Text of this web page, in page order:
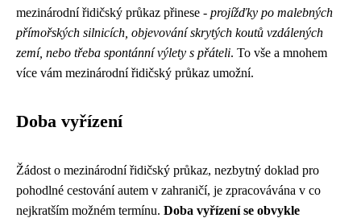
mezinárodní řidičský průkaz přinese - projížďky po malebných
přímořských silnicích, objevování skrytých koutů vzdálených
zemí, nebo třeba spontánní výlety s přáteli. To vše a mnohem
více vám mezinárodní řidičský průkaz umožní.
Doba vyřízení
Žádost o mezinárodní řidičský průkaz, nezbytný doklad pro
pohodlné cestování autem v zahraničí, je zpracovávána v co
nejkratším možném termínu. Doba vyřízení se obvykle